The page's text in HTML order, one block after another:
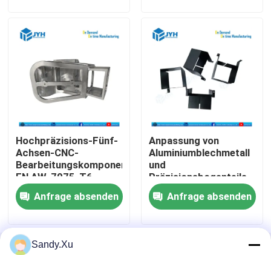
Fälle
Fordern Sie ein Zitat
cnc-Präzisionsbearbeitung
Bearbeitungsdienstleistungen Edelstahl CNC
Magnesiumpräzisionsbearbeitung
Hochpräzisions-Fünf-
Achsen-CNC-
Bearbeitungskomponente
EN AW-7075-T6
Anfrage absenden
Anpassung von
Aluminiumblechmetall
und
Präzisionsbogenteile
Anfrage absenden
Startseite
Sandy.Xu